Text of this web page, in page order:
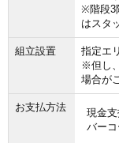
※階段3
はスタ
組立設置
指定エ
※但し
場合が
お支払方法
現金
バー